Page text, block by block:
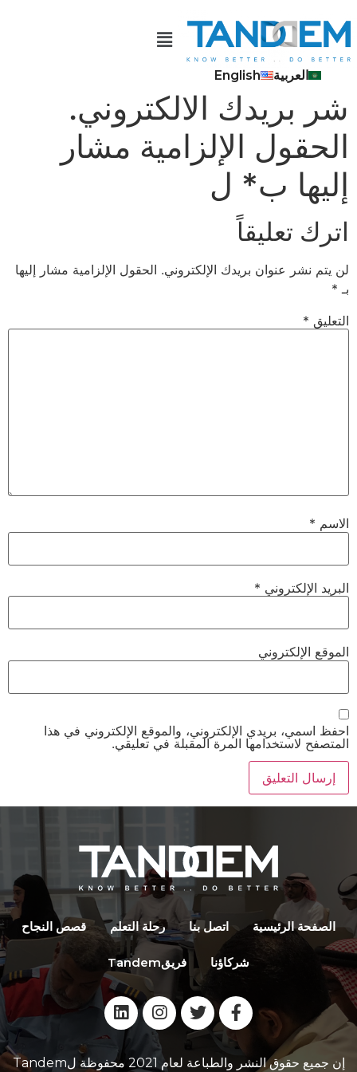
العربية English
شر بریدك الالكتروني.
الحقول الإلزامیة مشار
إلیھا ب* ل
اترك تعليقاً
لن يتم نشر عنوان بريدك الإلكتروني. الحقول الإلزامية مشار إليها
بـ *
التعليق *
الاسم *
البريد الإلكتروني *
الموقع الإلكتروني
احفظ اسمي، بريدي الإلكتروني، والموقع الإلكتروني في هذا
المتصفح لاستخدامها المرة المقبلة في تعليقي.
الصفحة الرئیسیة اتصل بنا رحلة التعلم قصص النجاح
شركاؤنا فریقTandem
إن جمیع حقوق النشر والطباعة لعام 2021 محفوظة لTandem